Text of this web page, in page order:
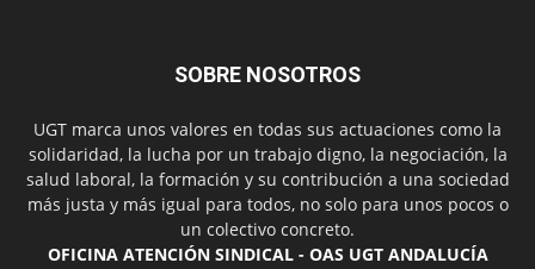
SOBRE NOSOTROS
UGT marca unos valores en todas sus actuaciones como la
solidaridad, la lucha por un trabajo digno, la negociación, la
salud laboral, la formación y su contribución a una sociedad
más justa y más igual para todos, no solo para unos pocos o
un colectivo concreto.
OFICINA ATENCIÓN SINDICAL - OAS UGT ANDALUCÍA